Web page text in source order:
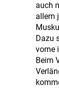
auch
allem
Dazu
vorne
Beim